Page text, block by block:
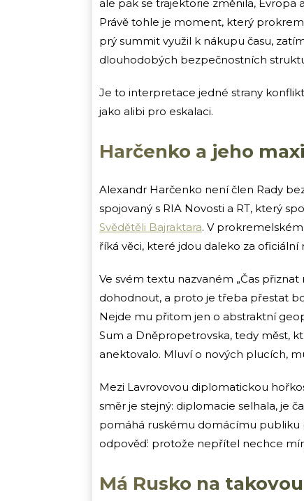
ale pak se trajektorie změnila, Evropa
Právě tohle je moment, který
prý summit využil k nákupu času,
dlouhodobých bezpečnostních
Je to interpretace jedné strany
jako alibi pro eskalaci.
Harčenko a jeho
Alexandr Harčenko není člen Rady
spojovaný s RIA Novosti a RT, který
Svědětěli Bajraktara. V
říká věci, které jdou daleko za oficiální
Ve svém textu nazvaném „Čas
dohodnout, a proto je třeba přestat
Nejde mu přitom jen o abstraktní
Sum a Dněpropetrovska, tedy měst,
anektovalo. Mluví o nových plucích,
Mezi Lavrovovou diplomatickou
směr je stejný: diplomacie selhala, je
pomáhá ruskému domácímu publiku
odpověď: protože nepřítel nechce
Má Rusko na